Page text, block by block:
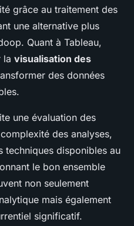
grâce au traitement des
une alternative plus
Quant à Tableau,
la visualisation des
des données
une évaluation des
des analyses,
techniques disponibles au
le bon ensemble
non seulement
mais également
significatif.